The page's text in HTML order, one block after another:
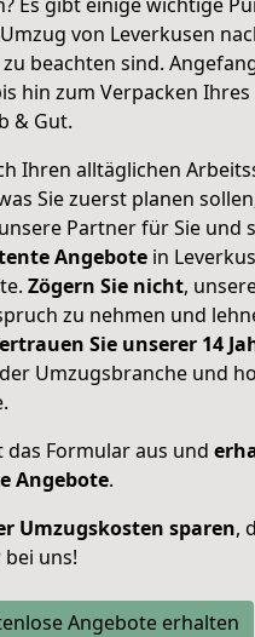
von Leverkusen
beachten sind.
hin zum Verpacken Ihres
& Gut.
Ihren alltäglichen
Sie zuerst planen
Partner für Sie und
Angebote in
Zögern Sie nicht,
zu nehmen und
Sie unserer 14
Umzugsbranche und
das Formular aus und
Angebote.
Umzugskosten sparen,
uns!
Angebote erhalten